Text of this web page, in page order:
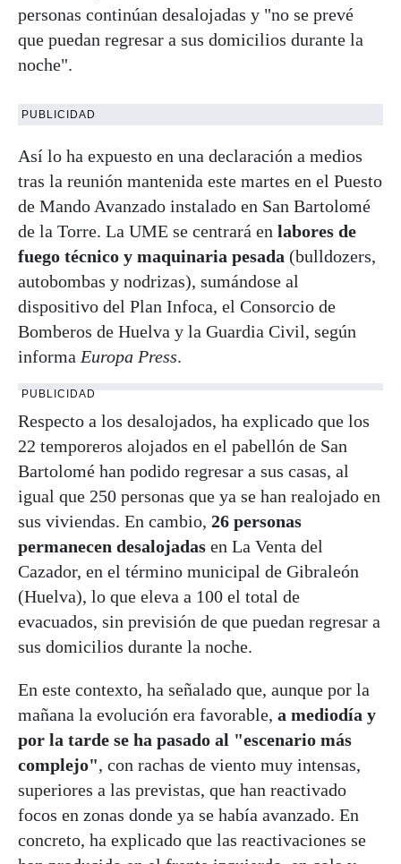
personas continúan desalojadas y "no se prevé
que puedan regresar a sus domicilios durante la
noche".
PUBLICIDAD
Así lo ha expuesto en una declaración a medios
tras la reunión mantenida este martes en el Puesto
de Mando Avanzado instalado en San Bartolomé
de la Torre. La UME se centrará en labores de
fuego técnico y maquinaria pesada (bulldozers,
autobombas y nodrizas), sumándose al
dispositivo del Plan Infoca, el Consorcio de
Bomberos de Huelva y la Guardia Civil, según
informa Europa Press.
PUBLICIDAD
Respecto a los desalojados, ha explicado que los
22 temporeros alojados en el pabellón de San
Bartolomé han podido regresar a sus casas, al
igual que 250 personas que ya se han realojado en
sus viviendas. En cambio, 26 personas
permanecen desalojadas en La Venta del
Cazador, en el término municipal de Gibraleón
(Huelva), lo que eleva a 100 el total de
evacuados, sin previsión de que puedan regresar a
sus domicilios durante la noche.
En este contexto, ha señalado que, aunque por la
mañana la evolución era favorable, a mediodía y
por la tarde se ha pasado al "escenario más
complejo", con rachas de viento muy intensas,
superiores a las previstas, que han reactivado
focos en zonas donde ya se había avanzado. En
concreto, ha explicado que las reactivaciones se